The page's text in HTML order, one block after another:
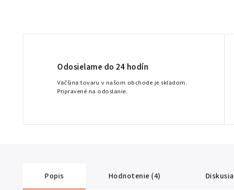
Odosielame do 24 hodín
Väčšina tovaru v našom obchode je skladom.
Pripravené na odoslanie.
Popis Hodnotenie (4) Diskusia